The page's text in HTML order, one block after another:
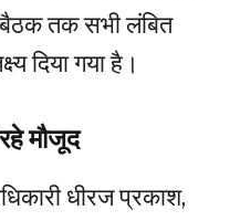
बैठक तक सभी लंबित
दिया गया है।
मौजूद
धीरज प्रकाश,